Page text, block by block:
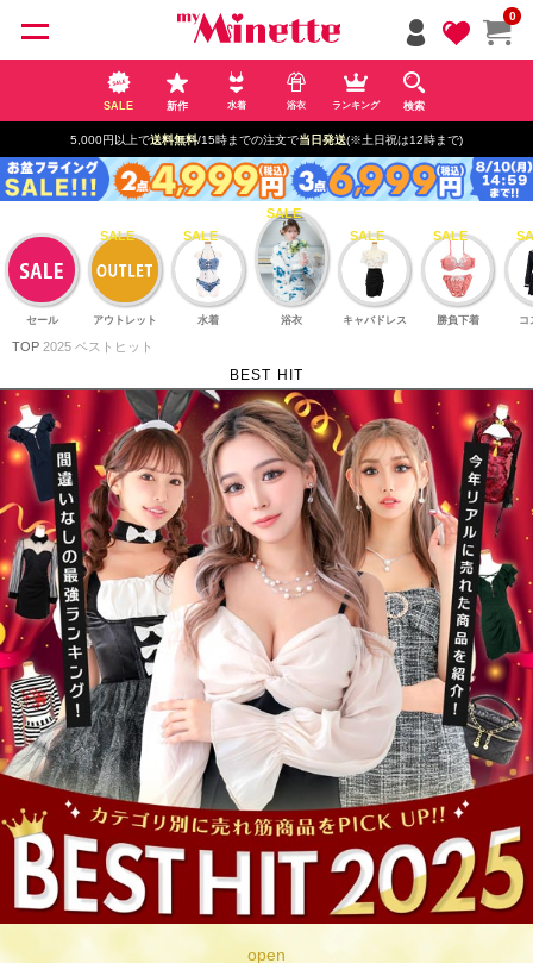
0
SALE 新作 水着 浴衣 ランキング 検索
5,000円以上で送料無料/15時までの注文で当日発送(※土日祝は12時まで)
セール アウトレット 水着 浴衣 キャバドレス 勝負下着 コ
TOP 2025 ベストヒット
BEST HIT
ペー
ジト
ップ